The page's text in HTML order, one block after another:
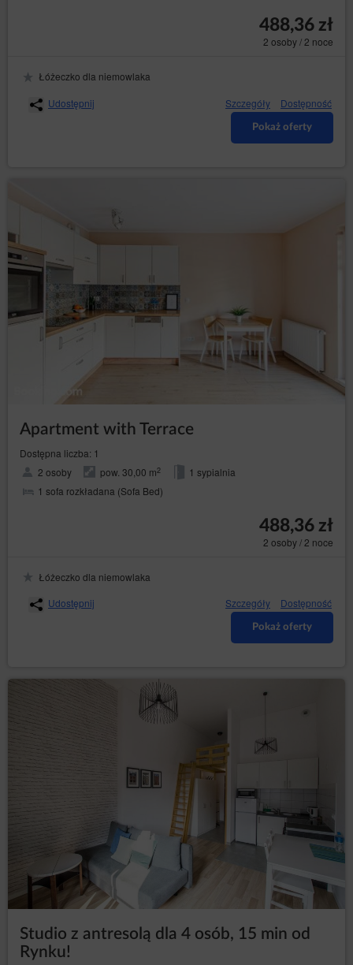
488,36 zł
2 osoby / 2 noce
Łóżeczko dla niemowlaka
Udostępnij
Szczegóły Dostępność
Pokaż oferty
Apartment with Terrace
Dostępna liczba: 1
2 osoby
pow. 30,00 m2
1 sypialnia
1 sofa rozkładana (Sofa Bed)
488,36 zł
2 osoby / 2 noce
Łóżeczko dla niemowlaka
Udostępnij
Szczegóły Dostępność
Pokaż oferty
Studio z antresolą dla 4 osób, 15 min od
Rynku!